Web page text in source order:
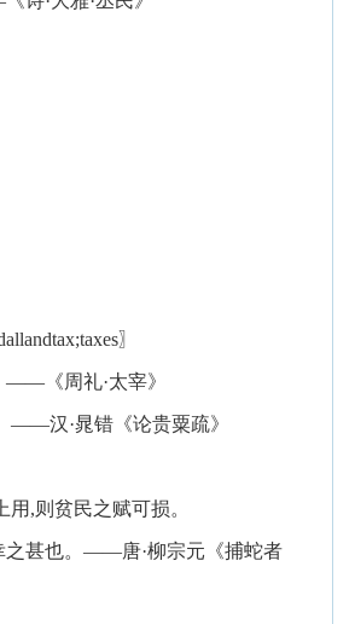
〗
——《周礼·太宰》
——汉·晁错《论贵粟疏》
用,则贫民之赋可损。
之甚也。——唐·柳宗元《捕蛇者